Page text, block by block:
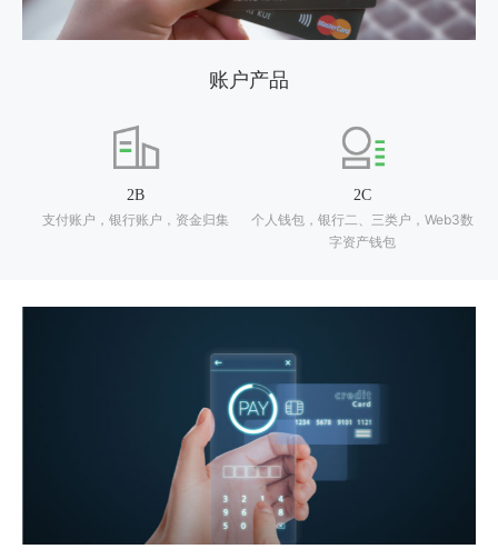
账户产品
2B
支付账户，银行账户，资金归集
2C
个人钱包，银行二、三类户，Web3数
字资产钱包